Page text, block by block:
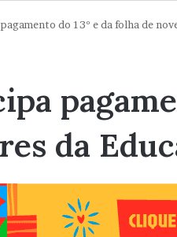
do 13º e da folha de
da